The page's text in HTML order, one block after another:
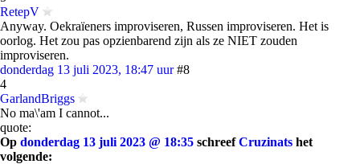
RetepV
Anyway. Oekraïeners improviseren, Russen improviseren. Het is
oorlog. Het zou pas opzienbarend zijn als ze NIET zouden
improviseren.
donderdag 13 juli 2023, 18:47 uur #8
4
GarlandBriggs
No ma\'am I cannot...
quote:
Op donderdag 13 juli 2023 @ 18:35 schreefCruzinats het
volgende: